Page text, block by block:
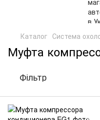
Каталог Система
Муфта
Фільтр